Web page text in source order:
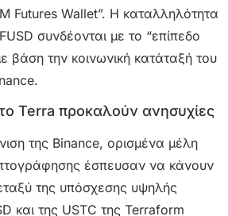
Futures Wallet”. Η καταλληλότητα
συνδέονται με το “επίπεδο
βάση την κοινωνική κατάταξή του
το Terra προκαλούν ανησυχίες
της Binance, ορισμένα μέλη
έσπευσαν να κάνουν
της υπόσχεσης υψηλής
και της USTC της Terraform